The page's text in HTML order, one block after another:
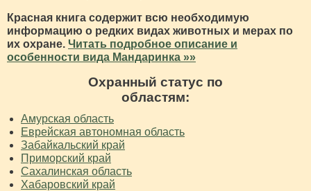
Красная книга содержит всю необходимую
информацию о редких видах животных и мерах по
их охране. Читать подробное описание и
особенности вида Мандаринка »»
Охранный статус по
областям:
Амурская область
Еврейская автономная область
Забайкальский край
Приморский край
Сахалинская область
Хабаровский край